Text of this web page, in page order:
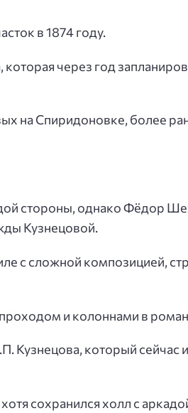
в 1874 году.
через год
на Спиридоновке, более
стороны, однако Фёдор
Кузнецовой.
с сложной композицией,
и колоннами в
Кузнецова, который сейчас
сохранился холл с